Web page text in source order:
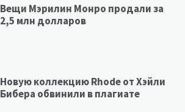
Вещи Мэрилин Монро продали за
2,5 млн долларов
Новую коллекцию Rhode от Хэйли
Бибера обвинили в плагиате